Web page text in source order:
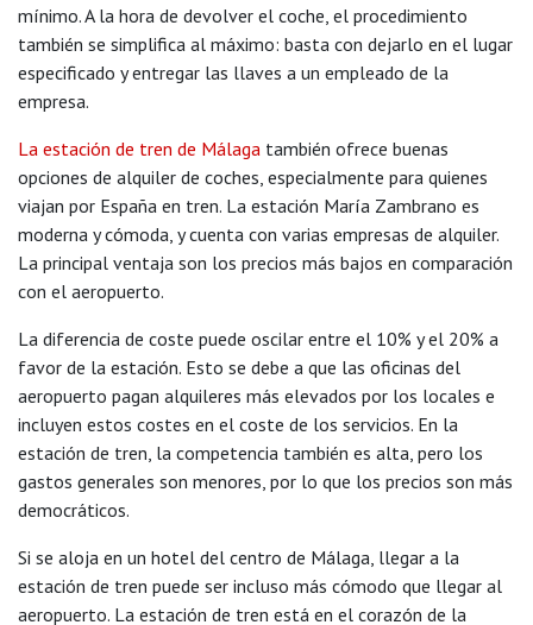
mínimo. A la hora de devolver el coche, el procedimiento
también se simplifica al máximo: basta con dejarlo en el lugar
especificado y entregar las llaves a un empleado de la
empresa.
La estación de tren de Málaga también ofrece buenas
opciones de alquiler de coches, especialmente para quienes
viajan por España en tren. La estación María Zambrano es
moderna y cómoda, y cuenta con varias empresas de alquiler.
La principal ventaja son los precios más bajos en comparación
con el aeropuerto.
La diferencia de coste puede oscilar entre el 10% y el 20% a
favor de la estación. Esto se debe a que las oficinas del
aeropuerto pagan alquileres más elevados por los locales e
incluyen estos costes en el coste de los servicios. En la
estación de tren, la competencia también es alta, pero los
gastos generales son menores, por lo que los precios son más
democráticos.
Si se aloja en un hotel del centro de Málaga, llegar a la
estación de tren puede ser incluso más cómodo que llegar al
aeropuerto. La estación de tren está en el corazón de la